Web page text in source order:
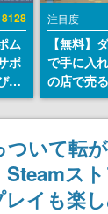
ム
ポ
』
の
ー
注目度
【無料】
で手に入
の店で売
『
Steamに
続編『
の9月2日
記念した
ついて転
Steamス
レイも楽